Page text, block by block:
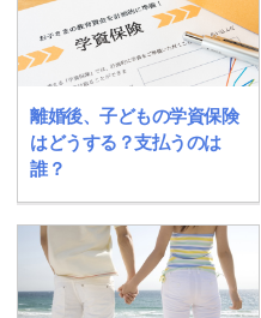
離婚後、子どもの学資保険
はどうする？支払うのは
誰？